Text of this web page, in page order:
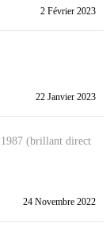
2 Février 2023
22 Janvier 2023
1987 (brillant direct
24 Novembre 2022